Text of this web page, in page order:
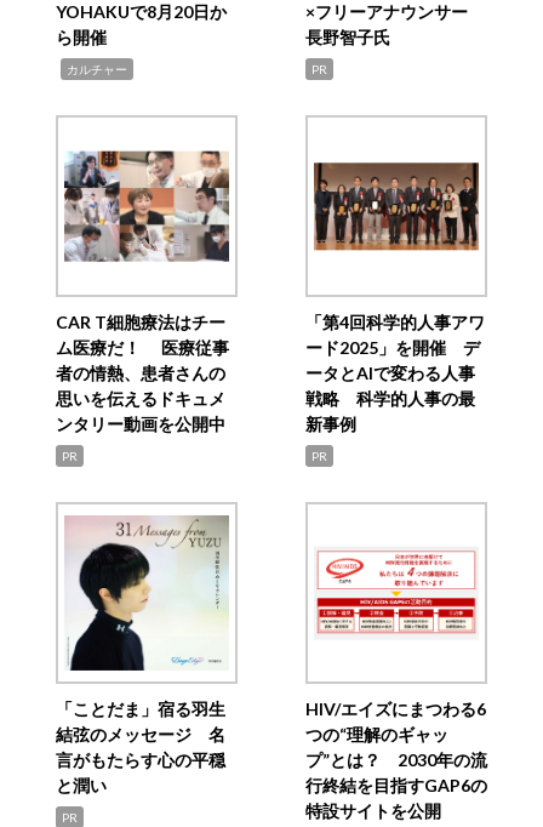
YOHAKUで8月20日か
ら開催
カルチャー
×フリーアナウンサー
長野智子氏
PR
CAR T細胞療法はチー
ム医療だ！ 医療従事
者の情熱、患者さんの
思いを伝えるドキュメ
ンタリー動画を公開中
PR
「第4回科学的人事アワ
ード2025」を開催 デ
ータとAIで変わる人事
戦略 科学的人事の最
新事例
PR
「ことだま」宿る羽生
結弦のメッセージ 名
言がもたらす心の平穏
と潤い
PR
HIV/エイズにまつわる6
つの“理解のギャッ
プ”とは？ 2030年の流
行終結を目指すGAP6の
特設サイトを公開